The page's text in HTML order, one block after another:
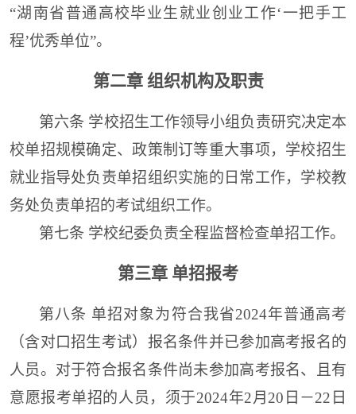
“湖南省普通高校毕业生就业创业工作‘一把手工
程’优秀单位”。
第二章 组织机构及职责
第六条 学校招生工作领导小组负责研究决定本
校单招规模确定、政策制订等重大事项， 学校招生
就业指导处负责单招组织实施的日常工作， 学校教
务处负责单招的考试组织工作。
第七条 学校纪委负责全程监督检查单招工作。
第三章 单招报考
第八条 单招对象为符合我省2024年普通高考
（含对口招生考试）报名条件并已参加高考报名的
人员。对于符合报名条件尚未参加高考报名、且有
意愿报考单招的人员，须于2024年2月20日－22日